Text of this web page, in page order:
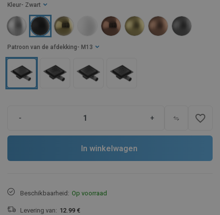
Kleur - Zwart
Patroon van de afdekking - M13
- + favorite_border
In winkelwagen
Beschikbaarheid: Op voorraad
Levering van: 12.99 €